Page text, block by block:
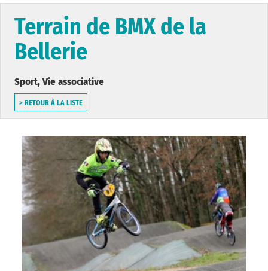
Terrain de BMX de la
Bellerie
Sport, Vie associative
> RETOUR À LA LISTE